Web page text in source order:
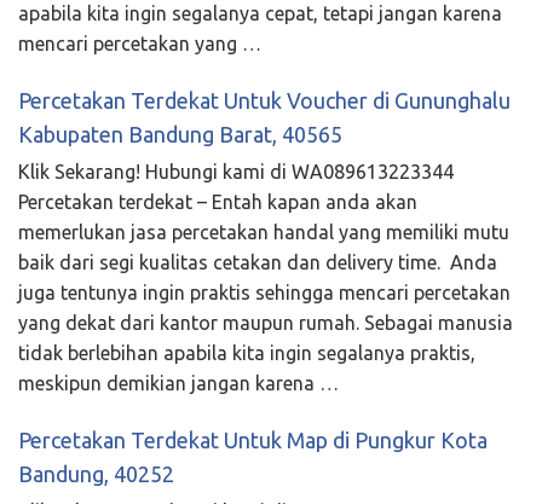
apabila kita ingin segalanya cepat, tetapi jangan karena
mencari percetakan yang …
Percetakan Terdekat Untuk Voucher di Gununghalu
Kabupaten Bandung Barat, 40565
Klik Sekarang! Hubungi kami di WA089613223344
Percetakan terdekat – Entah kapan anda akan
memerlukan jasa percetakan handal yang memiliki mutu
baik dari segi kualitas cetakan dan delivery time. Anda
juga tentunya ingin praktis sehingga mencari percetakan
yang dekat dari kantor maupun rumah. Sebagai manusia
tidak berlebihan apabila kita ingin segalanya praktis,
meskipun demikian jangan karena …
Percetakan Terdekat Untuk Map di Pungkur Kota
Bandung, 40252